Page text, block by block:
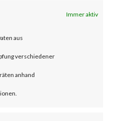
Immer aktiv
aus
verschiedener
anhand
attackers to
on the
Both
been added